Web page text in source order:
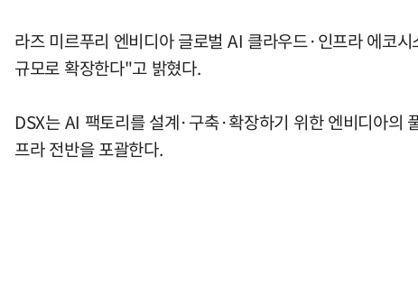
라즈 미르푸리 엔비디아 글로벌 AI 클라우드·인프라 에코
규모로 확장한다"고 밝혔다.
DSX는 AI 팩토리를 설계·구축·확장하기 위한 엔비디아의
프라 전반을 포괄한다.